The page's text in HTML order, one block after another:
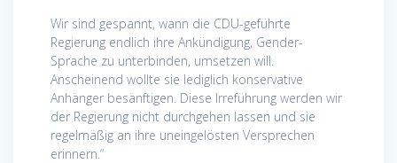
Wir sind gespannt, wann die CDU-geführte
Regierung endlich ihre Ankündigung, Gender-
Sprache zu unterbinden, umsetzen will.
Anscheinend wollte sie lediglich konservative
Anhänger besänftigen. Diese Irreführung werden wir
der Regierung nicht durchgehen lassen und sie
regelmäßig an ihre uneingelösten Versprechen
erinnern.“